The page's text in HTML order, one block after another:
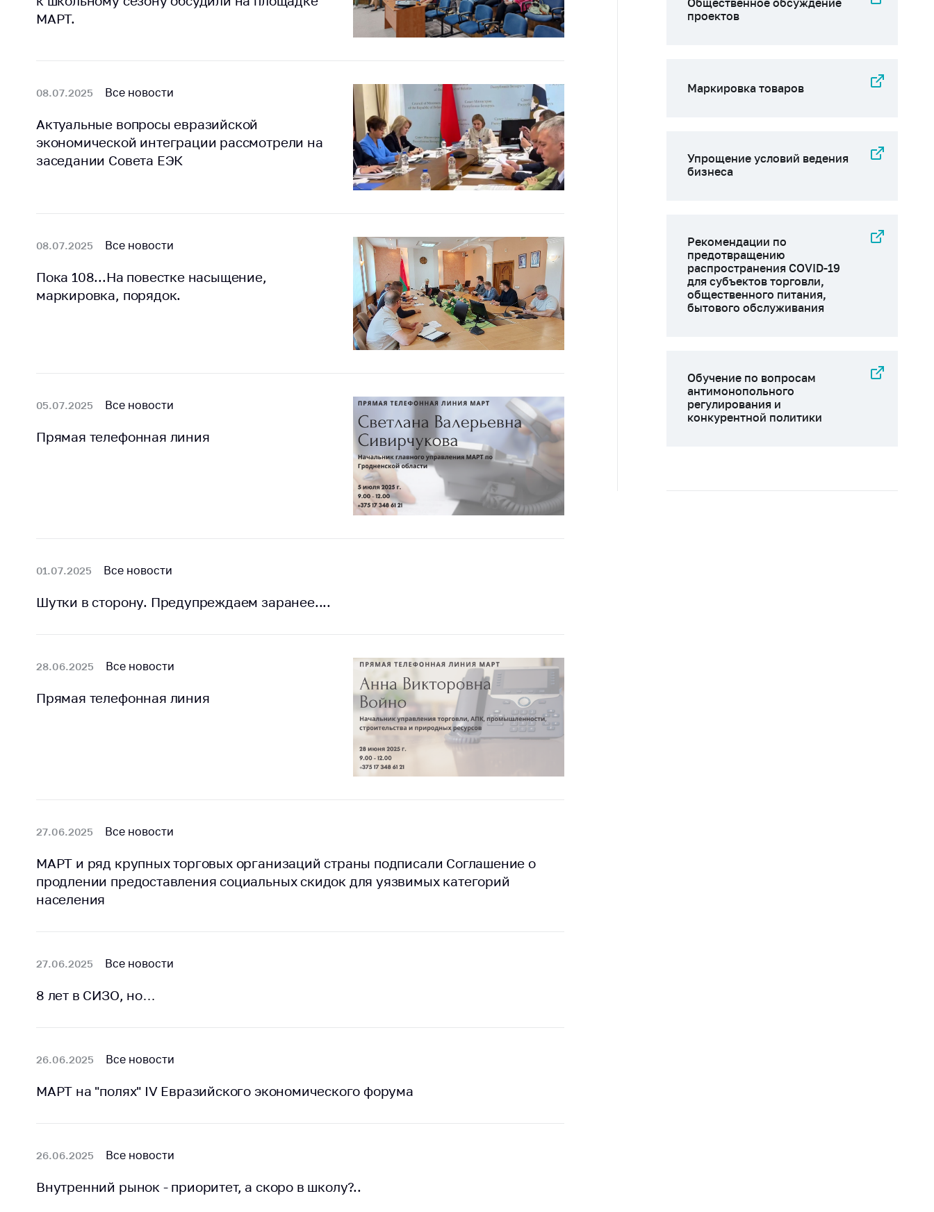
регулирование и
контроль закупок
потребителей
Регулирование
рекламной
Применение мер
регулирования
Биржевая торговля
Защита
данных
средства, изделия
назначения и
Решение Комиссии
по установлению
факта нарушения
(отсутствия)
антимонопольного
законодательства
и предупреждения
Общественное
Маркировка
Рекомендации по
предотвращению
распространения
COVID-19 для
общественного
питания, бытового
регулирования и
МАРТ.
08.07.2025 Все новости
Актуальные вопросы евразийской
экономической интеграции рассмотрели на
заседании Совета ЕЭК
08.07.2025 Все новости
Пока 108...На повестке насыщение,
маркировка, порядок.
05.07.2025 Все новости
Прямая телефонная линия
01.07.2025 Все новости
Шутки в сторону. Предупреждаем заранее....
28.06.2025 Все новости
Прямая телефонная линия
27.06.2025 Все новости
МАРТ и ряд крупных торговых организаций страны подписали Соглашение о
продлении предоставления социальных скидок для уязвимых категорий
населения
27.06.2025 Все новости
8 лет в СИЗО, но…
26.06.2025 Все новости
МАРТ на "полях" IV Евразийского экономического форума
26.06.2025 Все новости
Внутренний рынок - приоритет, а скоро в школу?..
Общественное обсуждение
проектов
Маркировка товаров
Упрощение условий ведения
бизнеса
Рекомендации по
предотвращению
распространения COVID-19
для субъектов торговли,
общественного питания,
бытового обслуживания
Обучение по вопросам
антимонопольного
регулирования и
конкурентной политики